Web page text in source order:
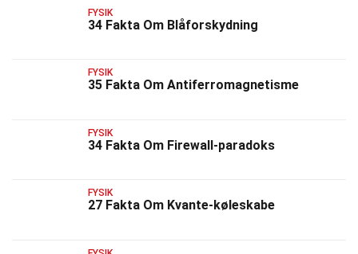
FYSIK
34 Fakta Om Blåforskydning
FYSIK
35 Fakta Om Antiferromagnetisme
FYSIK
34 Fakta Om Firewall-paradoks
FYSIK
27 Fakta Om Kvante-køleskabe